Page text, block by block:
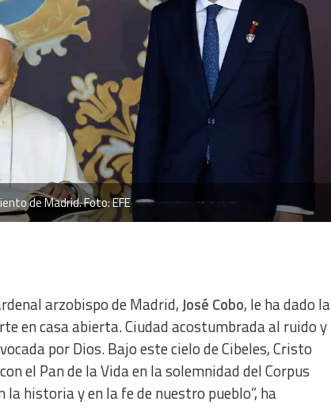
de Madrid. Foto: EFE
arzobispo de Madrid, José Cobo, le ha dado la
en casa abierta. Ciudad acostumbrada al ruido y
por Dios. Bajo este cielo de Cibeles, Cristo
el Pan de la Vida en la solemnidad del Corpus
historia y en la fe de nuestro pueblo”, ha